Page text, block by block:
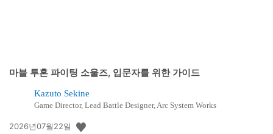
마블 투혼 파이팅 소울즈, 입문자를 위한 가이드
Kazuto Sekine
Game Director, Lead Battle Designer, Arc System Works
공
2026년07월22일